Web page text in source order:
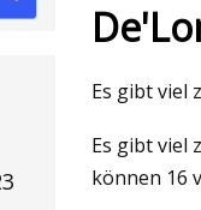
Mar 07, 2023
Diese
Es gibt viel
Es gibt viel
können 16